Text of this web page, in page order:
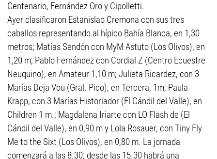
Centenario, Fernández Oro y Cipolletti.
Ayer clasificaron Estanislao Cremona con sus tres
caballos representando al hípico Bahía Blanca, en 1,30
metros; Matías Sendón con MyM Astuto (Los Olivos), en
1,20 m; Pablo Fernández con Cordial Z (Centro Ecuestre
Neuquino), en Amateur 1,10 m; Julieta Ricardez, con 3
Marías Deja Vou (Gral. Pico), en Tercera, 1m; Paula
Krapp, con 3 Marías Historiador (El Cándil del Valle), en
Children 1 m.; Magdalena Iriarte con LO Flash de (El
Cándil del Valle), en 0,90 m y Lola Rosauer, con Tiny Fly
Me to the Sixt (Los Olivos), en 0,80 m. La jornada
comenzará a las 8.30; desde las 15.30 habrá una